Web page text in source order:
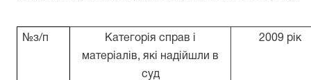
№з/п Категорія справ
матеріалів, які надійшли в
суд
2009 рік